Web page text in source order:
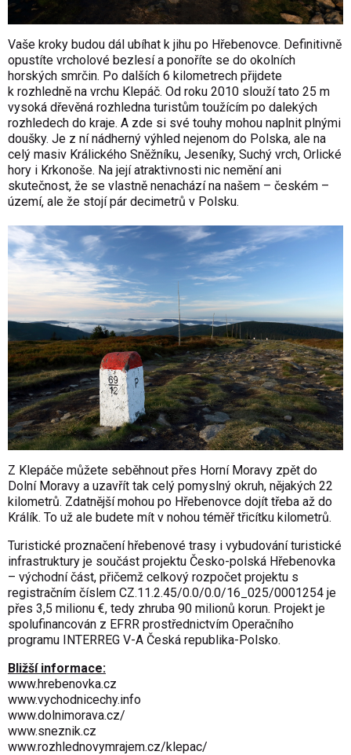
Vaše kroky budou dál ubíhat k jihu po Hřebenovce. Definitivně
opustíte vrcholové bezlesí a ponoříte se do okolních
horských smrčin. Po dalších 6 kilometrech přijdete
k rozhledně na vrchu Klepáč. Od roku 2010 slouží tato 25 m
vysoká dřevěná rozhledna turistům toužícím po dalekých
rozhledech do kraje. A zde si své touhy mohou naplnit plnými
doušky. Je z ní nádherný výhled nejenom do Polska, ale na
celý masiv Králického Sněžníku, Jeseníky, Suchý vrch, Orlické
hory i Krkonoše. Na její atraktivnosti nic nemění ani
skutečnost, že se vlastně nenachází na našem – českém –
území, ale že stojí pár decimetrů v Polsku.
Z Klepáče můžete seběhnout přes Horní Moravy zpět do
Dolní Moravy a uzavřít tak celý pomyslný okruh, nějakých 22
kilometrů. Zdatnější mohou po Hřebenovce dojít třeba až do
Králík. To už ale budete mít v nohou téměř třicítku kilometrů.
Turistické proznačení hřebenové trasy i vybudování turistické
infrastruktury je součást projektu Česko-polská Hřebenovka
– východní část, přičemž celkový rozpočet projektu s
registračním číslem CZ.11.2.45/0.0/0.0/16_025/0001254 je
přes 3,5 milionu €, tedy zhruba 90 milionů korun. Projekt je
spolufinancován z EFRR prostřednictvím Operačního
programu INTERREG V-A Česká republika-Polsko.
Bližší informace:
www.hrebenovka.cz
www.vychodnicechy.info
www.dolnimorava.cz/
www.sneznik.cz
www.rozhlednovymrajem.cz/klepac/